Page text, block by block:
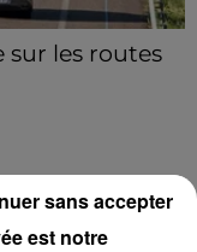
sur les routes
Voir plus
est notre
sans accepter